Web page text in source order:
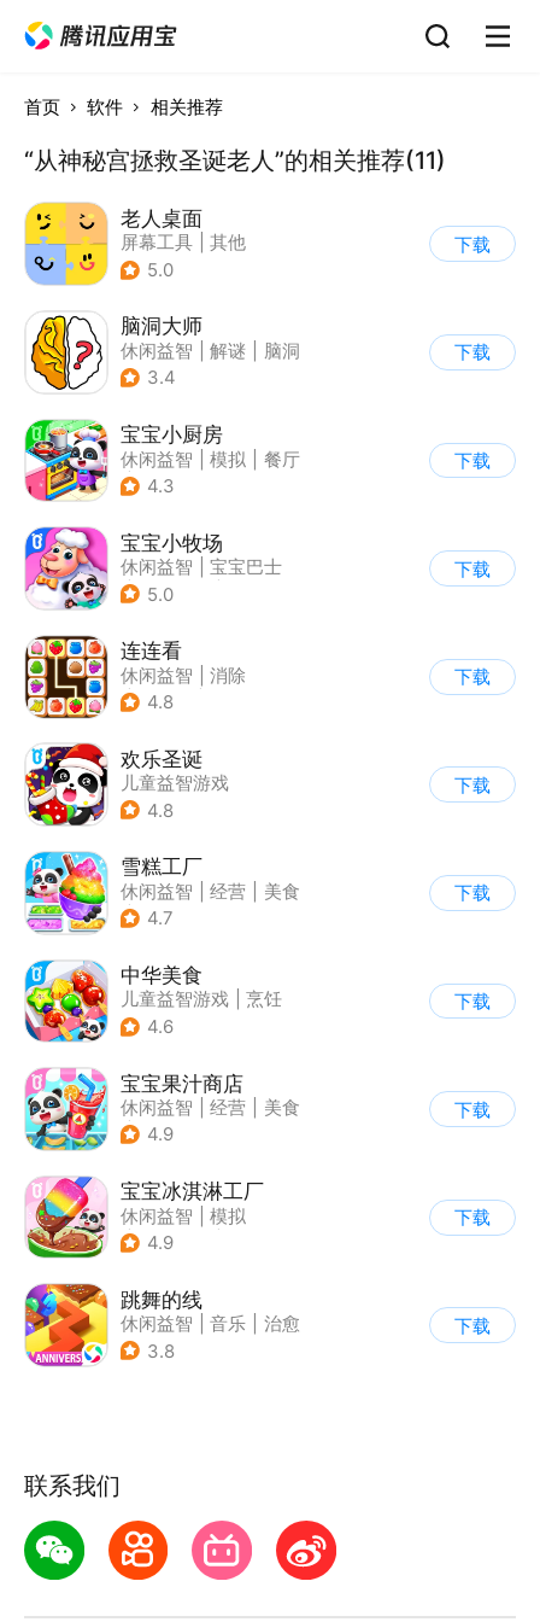
首页 软件 相关推荐
“从神秘宫拯救圣诞老人”的相关推荐(11)
老人桌面
屏幕工具
其他
5.0
下载
脑洞大师
休闲益智 解谜
脑洞
3.4
下载
宝宝小厨房
休闲益智 模拟
餐厅
| 宝宝巴士
4.3
下载
宝宝小牧场
休闲益智
宝宝巴士
| 学习教育
5.0
下载
连连看
休闲益智
消除
| 多比特
4.8
下载
欢乐圣诞
儿童益智游戏
4.8
下载
雪糕工厂
休闲益智 经营
美食
| 宝宝巴士
4.7
下载
中华美食
儿童益智游戏
烹饪
4.6
下载
宝宝果汁商店
休闲益智 经营
美食
| 宝宝巴士
4.9
下载
宝宝冰淇淋工厂
休闲益智
模拟
| 宝宝巴士
4.9
下载
跳舞的线
休闲益智 音乐
治愈
3.8
下载
联系我们